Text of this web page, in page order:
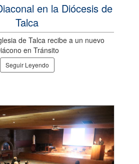
en la Diócesis de
Talca
de Talca recibe a un nuevo
en Tránsito
Seguir Leyendo